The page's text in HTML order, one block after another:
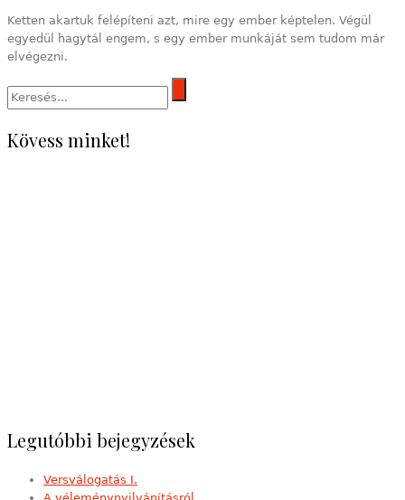
Ketten akartuk felépíteni azt, mire egy ember képtelen. Végül
egyedül hagytál engem, s egy ember munkáját sem tudom már
elvégezni.
Kövess minket!
Legutóbbi bejegyzések
Versválogatás I.